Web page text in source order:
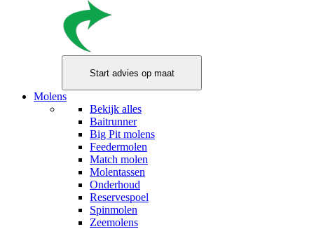
Molens
Bekijk alles
Baitrunner
Big Pit molens
Feedermolen
Match molen
Molentassen
Onderhoud
Reservespoel
Spinmolen
Zeemolens